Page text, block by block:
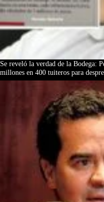
Se reveló la verdad de la Bodega:
millones en 400 tuiteros para